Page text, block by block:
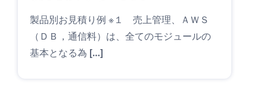
製品別お見積り例 ※１ 売上管理、ＡＷＳ
（ＤＢ，通信料）は、全てのモジュールの
基本となる為 […]